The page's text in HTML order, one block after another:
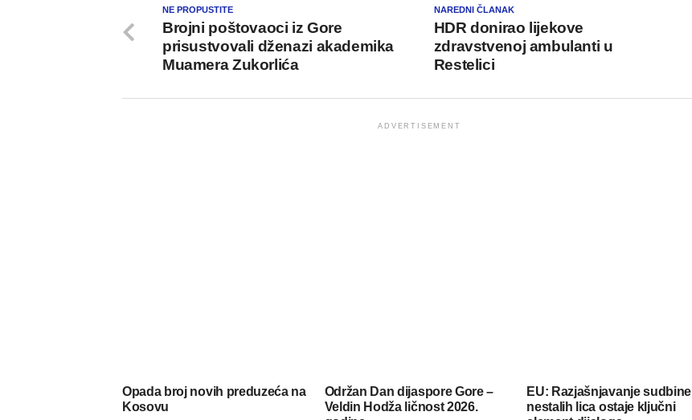
NAREDNI ČLANAK
HDR donirao lijekove
zdravstvenoj ambulanti u
Restelici
NE PROPUSTITE
Brojni poštovaoci iz Gore
prisustvovali dženazi akademika
Muamera Zukorlića
ADVERTISEMENT
Opada broj novih preduzeća na
Kosovu
Održan Dan dijaspore Gore –
Veldin Hodža ličnost 2026.
EU: Razjašnjavanje sudbine
nestalih lica ostaje ključni